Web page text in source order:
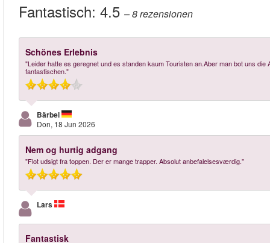
Fantastisch: 4.5 – 8rezensionen
Schönes Erlebnis
"Leider hatte es geregnet und es standen kaum Touristen an.Aber man bot uns
fantastischen."
Bärbel
Don, 18 Jun 2026
Nem og hurtig adgang
"Flot udsigt fra toppen. Der er mange trapper. Absolut anbefalelsesværdig."
Lars
Fantastisk